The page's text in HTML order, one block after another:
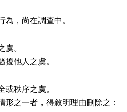
，尚在調查中。
虞。
擾他人之虞。
或秩序之虞。
之一者，得敘明理由刪除之：